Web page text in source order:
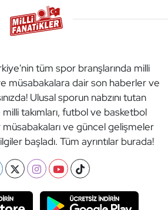
tüm spor branşlarında milli
müsabakalara dair son haberler ve
Ulusal sporun nabzını tutan
takımları, futbol ve basketbol
ve güncel gelişmeler
başladı. Tüm ayrıntılar burada!